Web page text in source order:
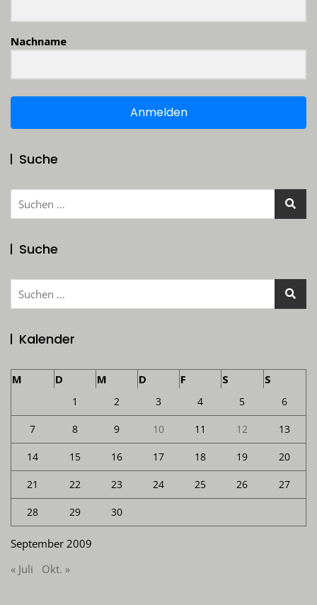
Nachname
Anmelden
Suche
Suchen
Suche
Suchen
Kalender
September 2009
M D M D F S S
1 2 3 4 5 6
7 8 9 10 11 12 13
14 15 16 17 18 19 20
21 22 23 24 25 26 27
28 29 30
« Juli Okt. »